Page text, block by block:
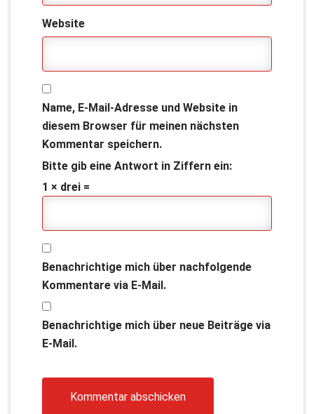
Website
Name, E-Mail-Adresse und Website in
diesem Browser für meinen nächsten
Kommentar speichern.
Bitte gib eine Antwort in Ziffern ein:
1 × drei =
Benachrichtige mich über nachfolgende
Kommentare via E-Mail.
Benachrichtige mich über neue Beiträge via
E-Mail.